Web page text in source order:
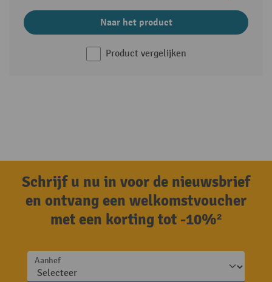
Naar het product
Product vergelijken
Schrijf u nu in voor de nieuwsbrief
en ontvang een welkomstvoucher
met een korting tot -10%²
Aanhef